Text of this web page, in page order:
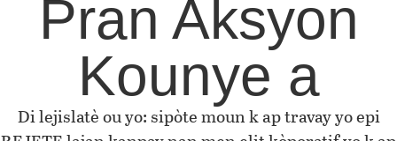
Pran Aksyon
Kounye a
Di lejislatè ou yo: sipòte moun k ap travay yo epi